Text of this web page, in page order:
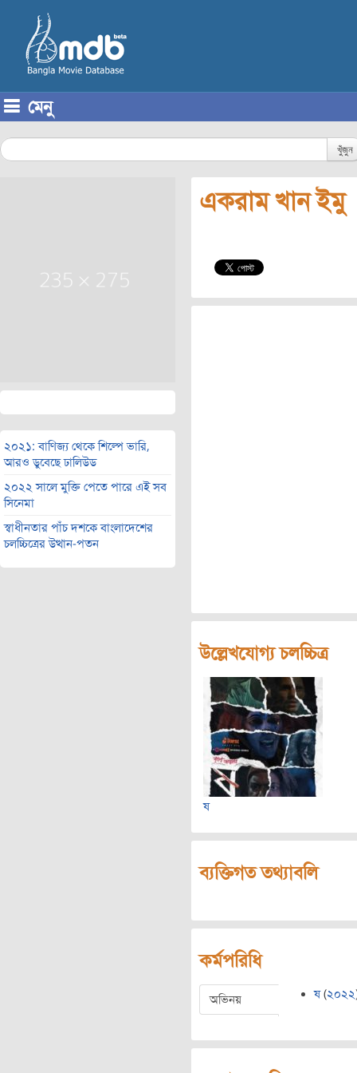
মেনু
খুঁজুন
২০২১: বাণিজ্য থেকে শিল্পে ভারি,
আরও ডুবেছে ঢালিউড
২০২২ সালে মুক্তি পেতে পারে এই সব
সিনেমা
স্বাধীনতার পাঁচ দশকে বাংলাদেশের
চলচ্চিত্রের উত্থান-পতন
একরাম খান ইমু
উল্লেখযোগ্য চলচ্চিত্র
ষ
ব্যক্তিগত তথ্যাবলি
কর্মপরিধি
অভিনয় ষ(২০২২